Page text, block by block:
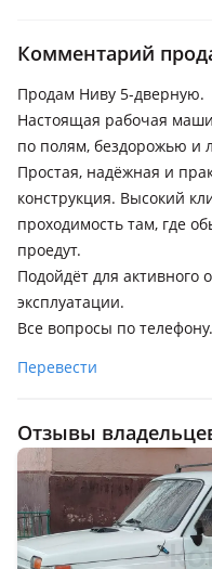
Комментарий
Продам Ниву 5-дверную.
Настоящая рабочая
по полям, бездорожью и
Простая, надёжная и
конструкция. Высокий
проходимость там, где
проедут.
Подойдёт для активного
эксплуатации.
Все вопросы по
Перевести
Отзывы